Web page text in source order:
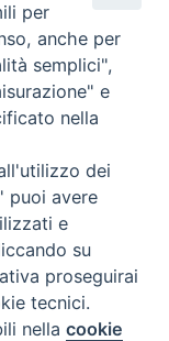
Privacy Policy
per
anche per
semplici",
e
nella
dei
puoi avere
e
su
proseguirai
tecnici.
nellacookie